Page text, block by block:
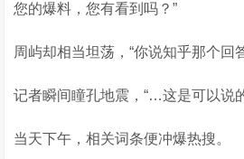
您的爆料，您有看到吗？”
周屿却相当坦荡，“你说知乎那个回
记者瞬间瞳孔地震，“…这是可以说
当天下午，相关词条便冲爆热搜。